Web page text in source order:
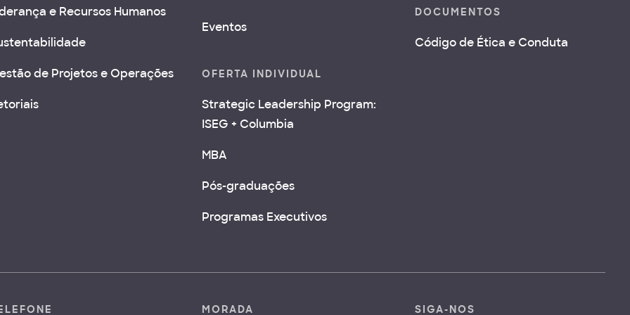
e Recursos Humanos
de Projetos e Operações
Eventos
OFERTA INDIVIDUAL
Strategic Leadership Program:
ISEG + Columbia
MBA
Pós-graduações
Programas Executivos
DOCUMENTOS
Código de Ética e Conduta
MORADA SIGA-NOS